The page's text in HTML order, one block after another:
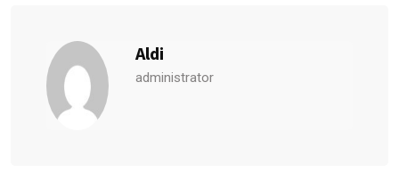
Aldi
administrator